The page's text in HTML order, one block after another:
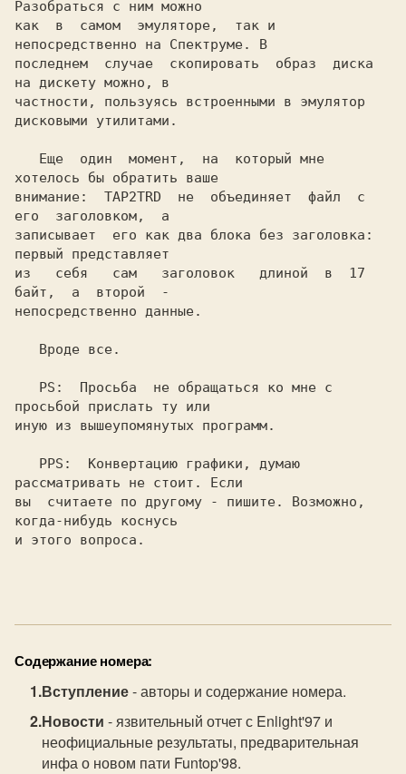
Разобраться с ним можно
как  в  самом  эмуляторе,  так и
непосредственно на Спектруме. В
последнем  случае  скопировать  образ  диска
на дискету можно, в
частности, пользуясь встроенными в эмулятор
дисковыми утилитами.
хотелось бы обратить ваше
внимание: TAP2TRD
не  объединяет  файл  с
его  заголовком,  а
записывает  его как два блока без заголовка:
первый представляет
из   себя   сам   заголовок   длиной  в
байт,  а  второй  -
непосредственно данные.
   PS:
Просьба  не обращаться ко мне с
просьбой прислать ту или
иную из вышеупомянутых программ.
   PPS:
Конвертацию графики, думаю
рассматривать не стоит. Если
вы  считаете по другому - пишите. Возможно,
когда-нибудь коснусь
и этого вопроса.
Содержание номера:
Вступление- авторы и содержание номера.
Новости - язвительный отчет с Enlight'97 и
неофициальные результаты, предварительная
инфа о новом пати Funtop'98.